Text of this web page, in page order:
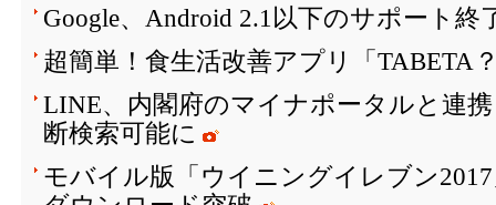
Google、Android 2.1以下のサポート終
超簡単！食生活改善アプリ「TABETA
LINE、内閣府のマイナポータルと連
断検索可能に
モバイル版「ウイニングイレブン